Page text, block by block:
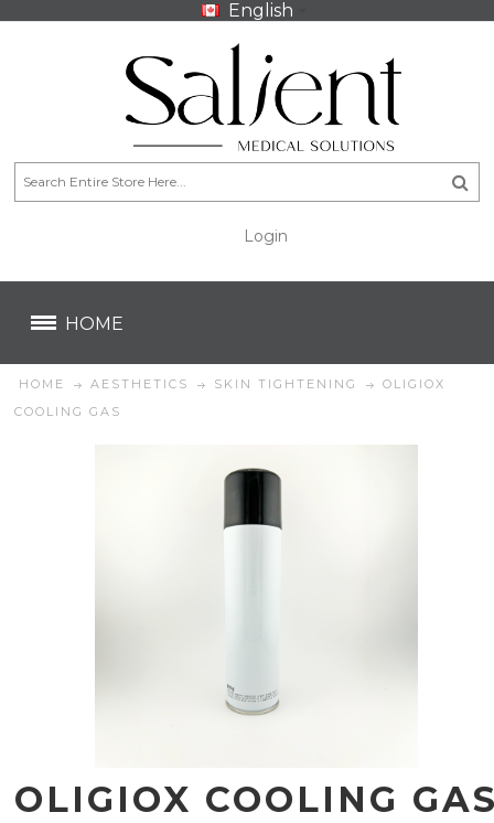
English
Login
HOME
HOME AESTHETICS SKIN TIGHTENING
OLIGIOX
COOLING GAS
OLIGIOX COOLING